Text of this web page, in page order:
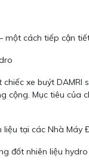
cách tiếp cận
xe buýt
Mục tiêu của
tại các Nhà Máy
đốt nhiên liệu